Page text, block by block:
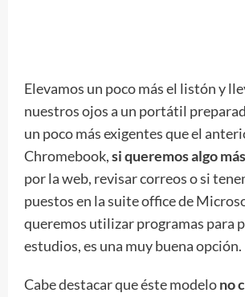
Elevamos un poco más el listón y
nuestros ojos a un portátil
un poco más exigentes que el
Chromebook,si queremos algo más
por la web, revisar correos o si
puestos en la suite office de
queremos utilizar programas para
estudios, es una muy buena opción.
Cabe destacar que éste modelono